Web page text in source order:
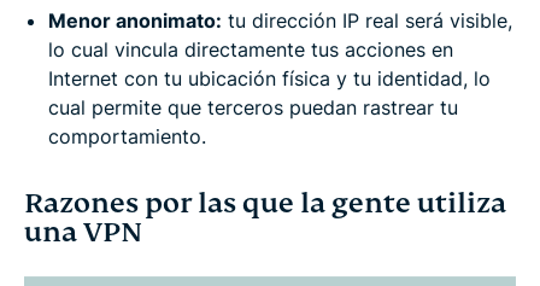
Menor anonimato: tu dirección IP real será visible,
lo cual vincula directamente tus acciones en
Internet con tu ubicación física y tu identidad, lo
cual permite que terceros puedan rastrear tu
comportamiento.
Razones por las que la gente utiliza
una VPN